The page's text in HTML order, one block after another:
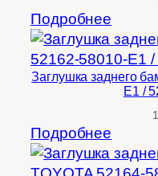
Подробнее
Заглушка заднего
E1 /
Подробнее